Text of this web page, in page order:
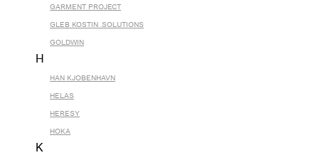
GARMENT PROJECT
GLEB KOSTIN .SOLUTIONS
GOLDWIN
H
HAN KJOBENHAVN
HELAS
HERESY
HOKA
K